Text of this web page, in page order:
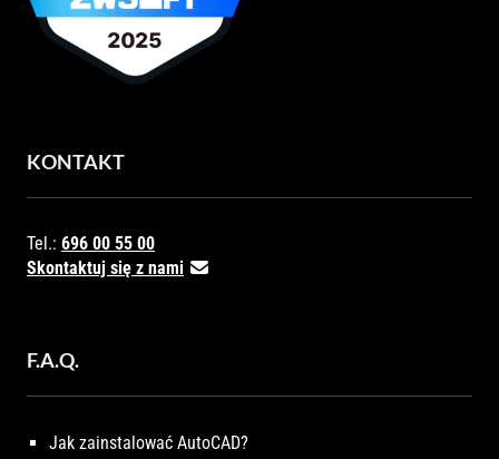
KONTAKT
Tel.: 696 00 55 00
Skontaktuj się z nami
F.A.Q.
Jak zainstalować AutoCAD?